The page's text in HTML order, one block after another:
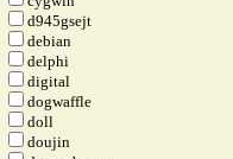
d945gsejt
debian
delphi
digital
dogwaffle
doll
doujin